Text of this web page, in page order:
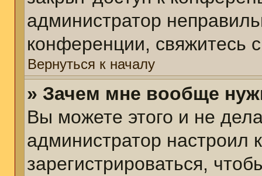
администратор
конференции, свяжитесь
Вернуться к началу
» Зачем мне вообще
Вы можете этого и не
администратор
зарегистрироваться,